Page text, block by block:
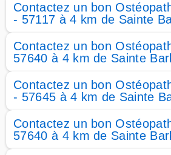
Contactez un bon
- 57117 à 4 km de Sainte
Contactez un bon
57640 à 4 km de Sainte
Contactez un bon
- 57645 à 4 km de Sainte
Contactez un bon
57640 à 4 km de Sainte